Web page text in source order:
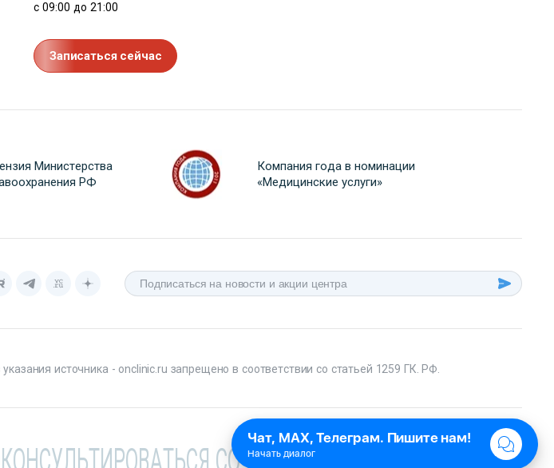
с 09:00 до 21:00
Записаться сейчас
Министерства
РФ
Компания года в номинации
«Медицинские услуги»
источника - onclinic.ru запрещено в соответствии со статьей 1259 ГК. РФ.